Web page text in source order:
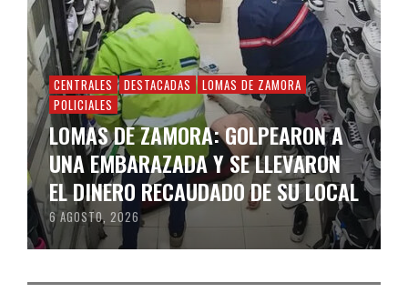
CENTRALES DESTACADAS
LOMAS DE ZAMORA
POLICIALES
LOMAS DE ZAMORA: GOLPEARON A
UNA EMBARAZADA Y SE LLEVARON
EL DINERO RECAUDADO DE SU LOCAL
6 AGOSTO, 2026